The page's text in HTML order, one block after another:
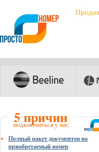
5 причин
подключиться у нас
Полный пакет документов на
приобретаемый номер